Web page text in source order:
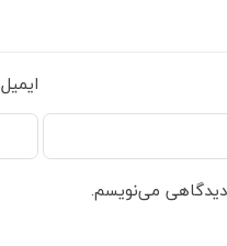
ایمیل
دیدگاهی می‌نویسم.